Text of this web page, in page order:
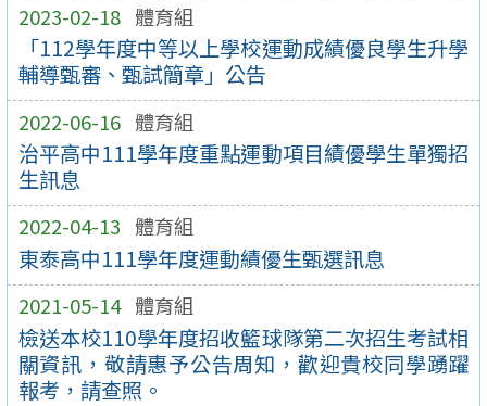
2023-02-18 體育組
「112學年度中等以上學校運動成績優良學生升學
輔導甄審、甄試簡章」公告
2022-06-16 體育組
治平高中111學年度重點運動項目績優學生單獨招
生訊息
2022-04-13 體育組
東泰高中111學年度運動績優生甄選訊息
2021-05-14 體育組
檢送本校110學年度招收籃球隊第二次招生考試相
關資訊，敬請惠予公告周知，歡迎貴校同學踴躍
報考，請查照。